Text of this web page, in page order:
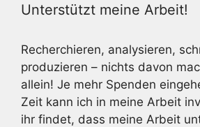
Unterstützt meine Arbeit!
Recherchieren, analysieren,
produzieren – nichts davon
allein! Je mehr Spenden
Zeit kann ich in meine Arbeit
ihr findet, dass meine Arbeit